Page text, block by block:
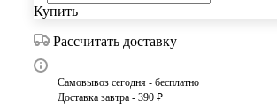
Купить
Рассчитать доставку
Самовывоз сегодня - бесплатно
Доставка завтра - 390 ₽